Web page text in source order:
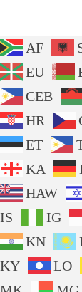
AF
EU
CEB
HR
ET
KA
HAW
IS
IG
KN
KY
LO